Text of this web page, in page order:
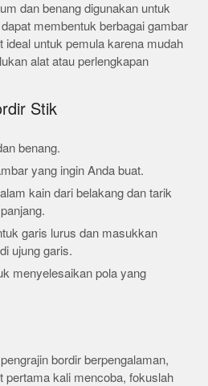
dan benang digunakan untuk
membentuk berbagai gambar
ideal untuk pemula karena mudah
alat atau perlengkapan
Stik
benang.
yang ingin Anda buat.
kain dari belakang dan tarik
garis lurus dan masukkan
ujung garis.
menyelesaikan pola yang
bordir berpengalaman,
pertama kali mencoba, fokuslah